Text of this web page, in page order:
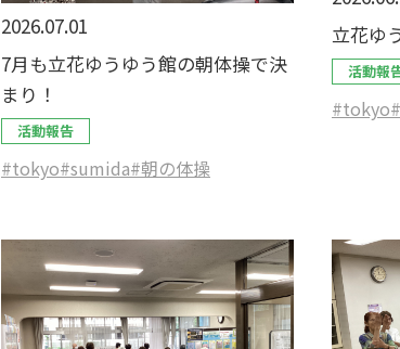
2026.07.01
7月も立花ゆうゆう館の朝体操で決
まり！
活動報告
#tokyo#sumida#朝の体操
立花ゆ
活動報
#tokyo